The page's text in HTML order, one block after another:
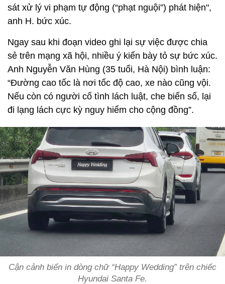
sát xử lý vi phạm tự động (“phạt nguội”) phát hiện",
anh H. bức xúc.
Ngay sau khi đoạn video ghi lại sự việc được chia
sẻ trên mạng xã hội, nhiều ý kiến bày tỏ sự bức xúc.
Anh Nguyễn Văn Hùng (35 tuổi, Hà Nội) bình luận:
“Đường cao tốc là nơi tốc độ cao, xe nào cũng vội.
Nếu còn có người cố tình lách luật, che biển số, lại
đi lạng lách cực kỳ nguy hiểm cho cộng đồng”.
Cận cảnh biển in dòng chữ “Happy Wedding” trên chiếc
Hyundai Santa Fe.